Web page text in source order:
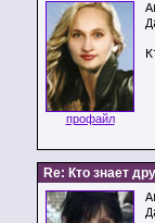
профайл
Re: Кто знает